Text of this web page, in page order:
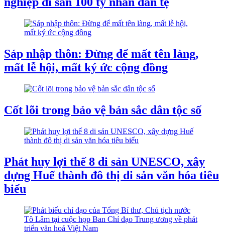
Sáp nhập thôn: Đừng để mất tên làng,
mất lễ hội, mất ký ức cộng đồng
Cốt lõi trong bảo vệ bản sắc dân tộc số
Phát huy lợi thế 8 di sản UNESCO, xây
dựng Huế thành đô thị di sản văn hóa tiêu
biểu